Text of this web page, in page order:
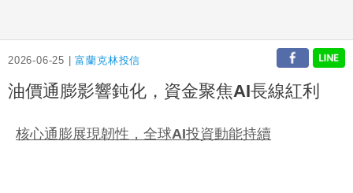
2026-06-25 |富蘭克林投信
油價通膨影響鈍化，資金聚焦AI長線紅利
核心通膨展現韌性， 全球AI投資動能持續